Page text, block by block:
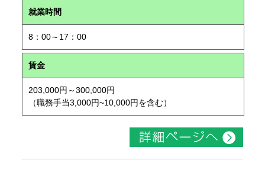
就業時間
8：00～17：00
賃金
203,000円～300,000円
（職務手当3,000円~10,000円を含む）